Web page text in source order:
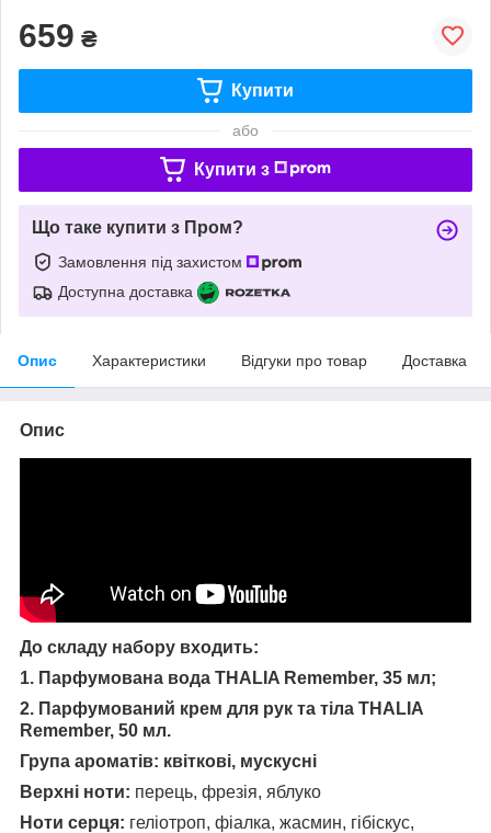
659 ₴
Купити
або
Купити з
Що таке купити з Пром?
Замовлення під захистом
Доступна доставка
Опис Характеристики Відгуки про товар Доставка
Опис
До складу набору входить:
1. Парфумована вода THALIA Remember, 35 мл;
2. Парфумований крем для рук та тіла THALIA
Remember, 50 мл.
Група ароматів: квіткові, мускусні
Верхні ноти: перець, фрезія, яблуко
Ноти серця: геліотроп, фіалка, жасмин, гібіскус,